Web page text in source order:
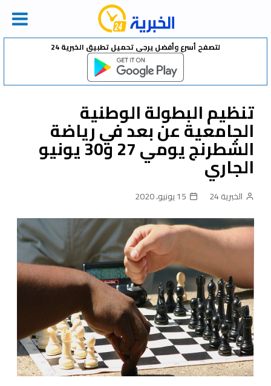
Skip
لتصفح أسرع وأفضل يرجى تحميل تطبيق الخبرية 24
تنظيم البطولة الوطنية
الجامعية عن بعد في رياضة
الشطرنج يومي 27 و30 يونيو
الجاري
الخبرية 24 15 يونيو، 2020